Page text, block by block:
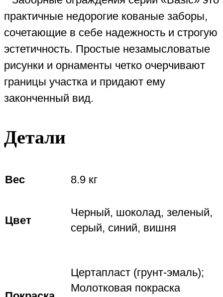
практичные недорогие кованые заборы,
сочетающие в себе надежность и строгую
эстетичность. Простые незамысловатые
рисунки и орнаменты четко очерчивают
границы участка и придают ему
законченный вид.
Детали
Вес 8.9 кг
Цвет
Черный, шоколад, зеленый,
серый, синий, вишня
Цертапласт (грунт-эмаль);
Молотковая покраска